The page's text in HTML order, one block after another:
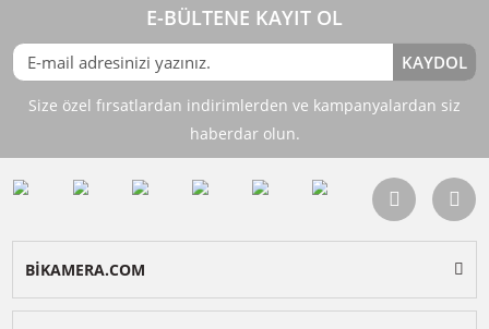
Size özel fırsatlardan indirimlerden ve kampanyalardan